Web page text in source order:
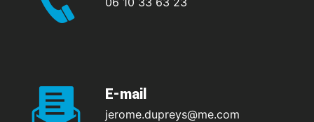
E-mail
jerome.dupreys@me.com